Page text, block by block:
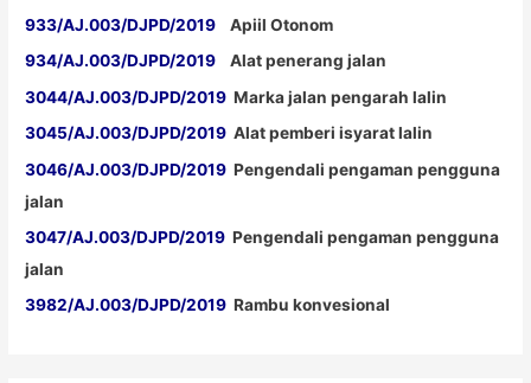
933/AJ.003/DJPD/2019 Apiil Otonom
934/AJ.003/DJPD/2019 Alat penerang jalan
3044/AJ.003/DJPD/2019 Marka jalan pengarah lalin
3045/AJ.003/DJPD/2019 Alat pemberi isyarat lalin
3046/AJ.003/DJPD/2019 Pengendali pengaman pengguna
jalan
3047/AJ.003/DJPD/2019 Pengendali pengaman pengguna
jalan
3982/AJ.003/DJPD/2019 Rambu konvesional